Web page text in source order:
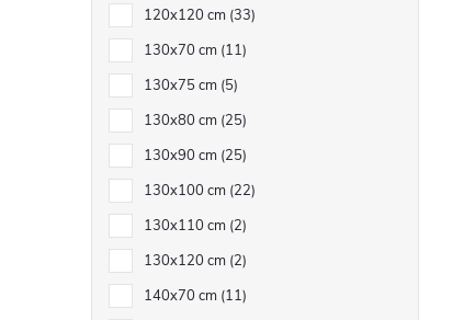
120x120 cm 33
130x70 cm 11
130x75 cm 5
130x80 cm 25
130x90 cm 25
130x100 cm 22
130x110 cm 2
130x120 cm 2
140x70 cm 11